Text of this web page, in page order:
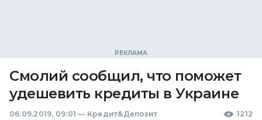
Смолий сообщил, что поможет
удешевить кредиты в Украине
06.09.2019, 09:01 — Кредит&Депозит 1212